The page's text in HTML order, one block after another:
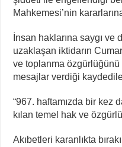
Mahkemesi’nin
İnsan haklarına saygı
uzaklaşan iktidarın
ve toplanma özgürlüğünü
mesajlar verdiği
“967. haftamızda bir kez
kılan temel hak ve
Akıbetleri karanlıkta